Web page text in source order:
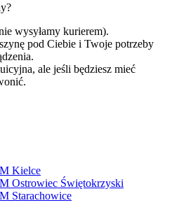
wysyłamy kurierem).
pod Ciebie i Twoje potrzeby
ale jeśli będziesz mieć
Kielce
Ostrowiec Świętokrzyski
Starachowice